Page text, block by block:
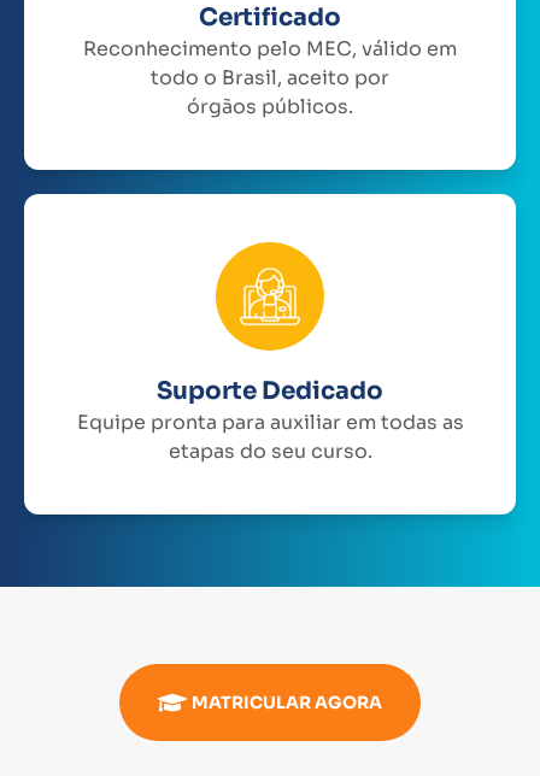
Certificado
Reconhecimento pelo MEC, válido em
todo o Brasil, aceito por
órgãos públicos.
Suporte Dedicado
Equipe pronta para auxiliar em todas as
etapas do seu curso.
MATRICULAR AGORA